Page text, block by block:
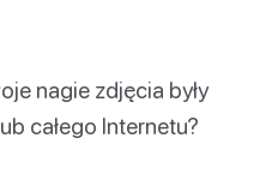
nagie zdjęcia były
całego Internetu?